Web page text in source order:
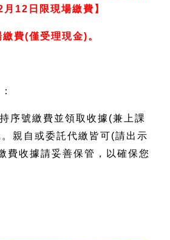
12日限現場繳費】
費(僅受理現金)。
序號繳費並領取收據(兼上課
親自或委託代繳皆可(請出示
費收據請妥善保管，以確保您